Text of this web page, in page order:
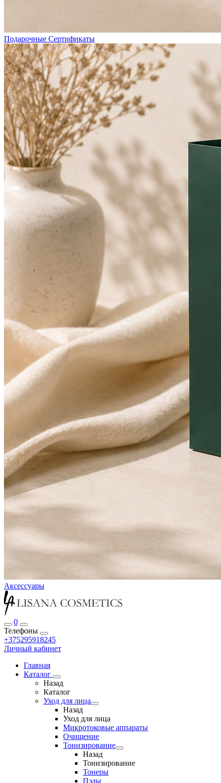
Подарочные Сертификаты
Аксессуары
0
Телефоны
+375295918245
Личный кабинет
Главная
Каталог
Назад
Каталог
Уход для лица
Назад
Уход для лица
Микротоковые аппараты
Очищение
Тонизирование
Назад
Тонизирование
Тонеры
Пэды